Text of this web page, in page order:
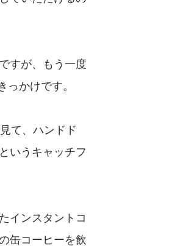
すが、もう一度
かけです。
て、ハンドド
いうキャッチフ
インスタントコ
缶コーヒーを飲